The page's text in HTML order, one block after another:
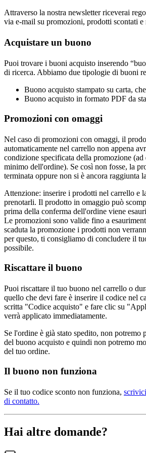
Attraverso la nostra newsletter riceverai
via e-mail su promozioni, prodotti scontati e
Acquistare un buono
Puoi trovare i buoni acquisto inserendo
di ricerca. Abbiamo due tipologie di buoni
Buono acquisto stampato su carta,
Buono acquisto in formato PDF da
Promozioni con omaggi
Nel caso di promozioni con omaggi, il
automaticamente nel carrello non appena
condizione specificata della promozione (ad
minimo dell'ordine). Se così non fosse, la
terminata oppure non si è ancora raggiunta
Attenzione: inserire i prodotti nel carrello e
prenotarli. Il prodotto in omaggio può
prima della conferma dell'ordine viene
Le promozioni sono valide fino a
scaduta la promozione i prodotti non
per questo, ti consigliamo di concludere il
possibile.
Riscattare il buono
Puoi riscattare il tuo buono nel carrello o
quello che devi fare è inserire il codice nel
scritta "Codice acquisto" e fare clic su
verrà applicato immediatamente.
Se l'ordine è già stato spedito, non potremo
del buono acquisto e quindi non potremo
del tuo ordine.
Il buono non funziona
Se il tuo codice sconto non funziona,
di contatto.
Hai altre domande?